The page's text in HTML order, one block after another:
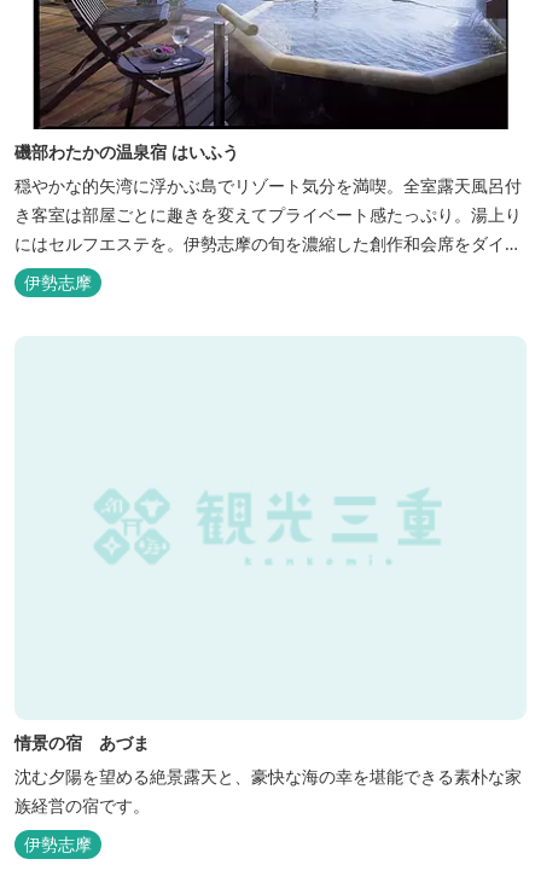
磯部わたかの温泉宿 はいふう
穏やかな的矢湾に浮かぶ島でリゾート気分を満喫。全室露天風呂付
き客室は部屋ごとに趣きを変えてプライベート感たっぷり。湯上り
にはセルフエステを。伊勢志摩の旬を濃縮した創作和会席をダイニ
ングで。
伊勢志摩
情景の宿 あづま
沈む夕陽を望める絶景露天と、豪快な海の幸を堪能できる素朴な家
族経営の宿です。
伊勢志摩